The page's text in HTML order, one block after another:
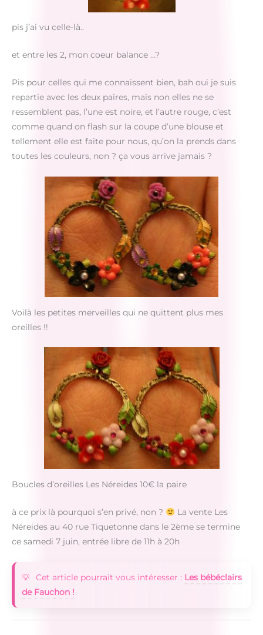
pis j’ai vu celle-là..
et entre les 2, mon coeur balance …?
Pis pour celles qui me connaissent bien, bah oui je suis
repartie avec les deux paires, mais non elles ne se
ressemblent pas, l’une est noire, et l’autre rouge, c’est
comme quand on flash sur la coupe d’une blouse et
tellement elle est faite pour nous, qu’on la prends dans
toutes les couleurs, non ? ça vous arrive jamais ?
Voilà les petites merveilles qui ne quittent plus mes
oreilles !!
Boucles d’oreilles Les Néreides 10€ la paire
à ce prix là pourquoi s’en privé, non ?
La vente Les
Néreides au 40 rue Tiquetonne dans le 2ème se termine
ce samedi 7 juin, entrée libre de 11h à 20h
Cet article pourrait vous intéresser : Les bébéclairs
de Fauchon !